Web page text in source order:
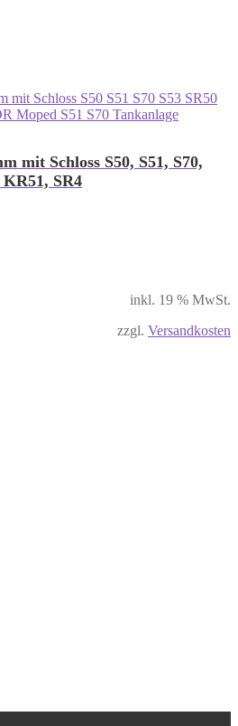
mit Schloss S50, S51, S70,
KR51, SR4
inkl. 19 % MwSt.
zzgl. Versandkosten